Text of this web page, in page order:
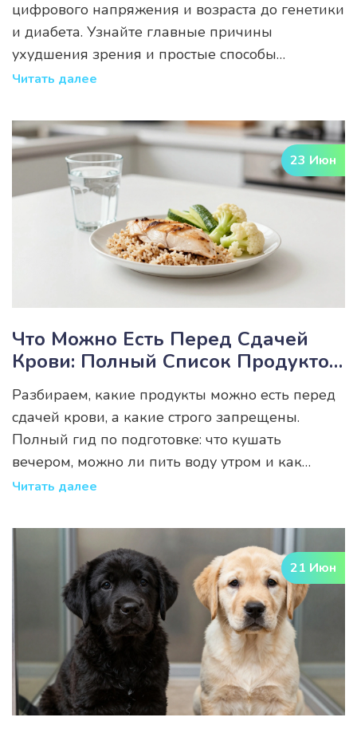
цифрового напряжения и возраста до генетики
и диабета. Узнайте главные причины
ухудшения зрения и простые способы
профилактики, чтобы сохранить ясный взгляд.
Читать далее
23 Июн
Что Можно Есть Перед Сдачей
Крови: Полный Список Продуктов
И Правила Подготовки
Разбираем, какие продукты можно есть перед
сдачей крови, а какие строго запрещены.
Полный гид по подготовке: что кушать
вечером, можно ли пить воду утром и как
избежать ошибок в результатах анализов.
Читать далее
21 Июн